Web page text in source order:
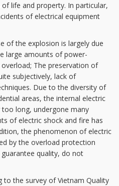
life and property. In particular,
of electrical equipment
of the explosion is largely due
large amounts of power-
The preservation of
subjectively, lack of
Due to the diversity of
areas, the internal electric
long, undergone many
of electric shock and fire has
the phenomenon of electric
by the overload protection
quality, do not
to the survey of Vietnam Quality